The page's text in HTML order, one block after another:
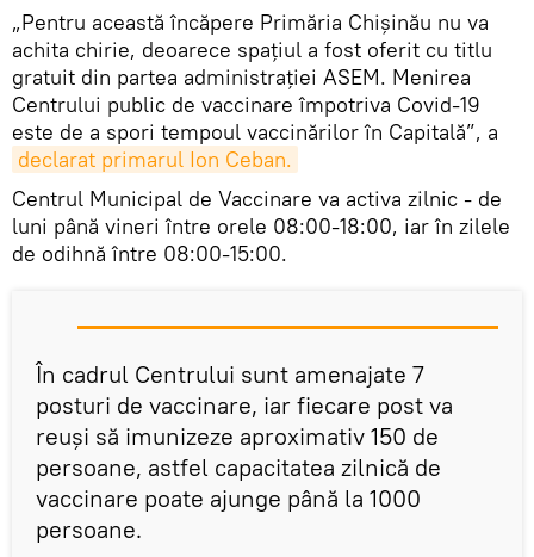
„Pentru această încăpere Primăria Chișinău nu va
achita chirie, deoarece spațiul a fost oferit cu titlu
gratuit din partea administrației ASEM. Menirea
Centrului public de vaccinare împotriva Covid-19
este de a spori tempoul vaccinărilor în Capitală”, a
declarat primarul Ion Ceban.
Centrul Municipal de Vaccinare va activa zilnic - de
luni până vineri între orele 08:00-18:00, iar în zilele
de odihnă între 08:00-15:00.
În cadrul Centrului sunt amenajate 7
posturi de vaccinare, iar fiecare post va
reuși să imunizeze aproximativ 150 de
persoane, astfel capacitatea zilnică de
vaccinare poate ajunge până la 1000
persoane.